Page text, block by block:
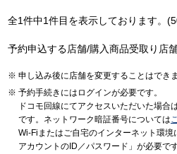
全1件中1件目を表示しております。
予約申込する店舗/購入商品受取り店
申し込み後に店舗を変更することはできま
予約手続きにはログインが必要です。
ドコモ回線にてアクセスいただいた場合
です。ネットワーク暗証番号については
Wi-Fiまたはご自宅のインターネット環
アカウントのID／パスワード」が必要で